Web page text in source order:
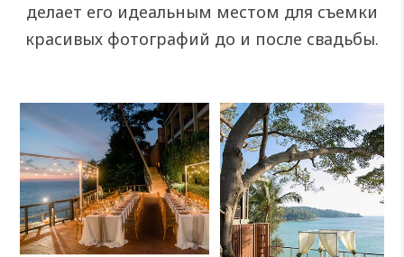
делает его идеальным местом для съемки
красивых фотографий до и после свадьбы.